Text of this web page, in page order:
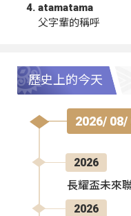
atamatama
父字輩的稱呼
歷史上的今天
2026/ 08/
2026
長耀盃未來
2026